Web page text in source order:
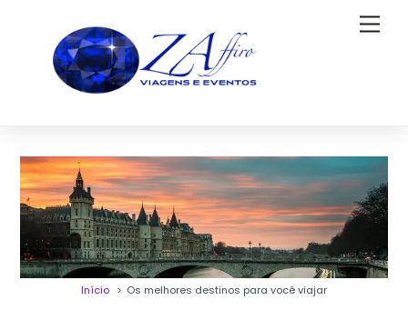
content
Início Os melhores destinos para você viajar